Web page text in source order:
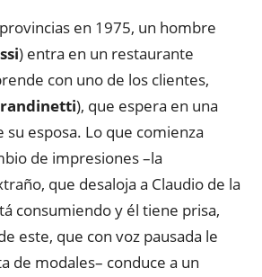
en 1975, un hombre
) entra en un restaurante
con uno de los clientes,
), que espera en una
su esposa. Lo que comienza
de impresiones –la
que desaloja a Claudio de la
consumiendo y él tiene prisa,
este, que con voz pausada le
de modales– conduce a un